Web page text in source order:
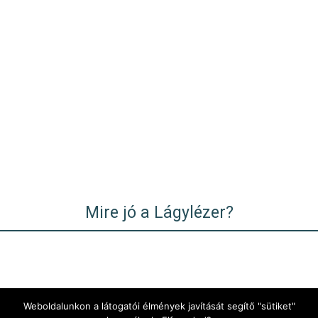
Mire jó a Lágylézer?
Weboldalunkon a látogatói élmények javítását segítő "sütiket"